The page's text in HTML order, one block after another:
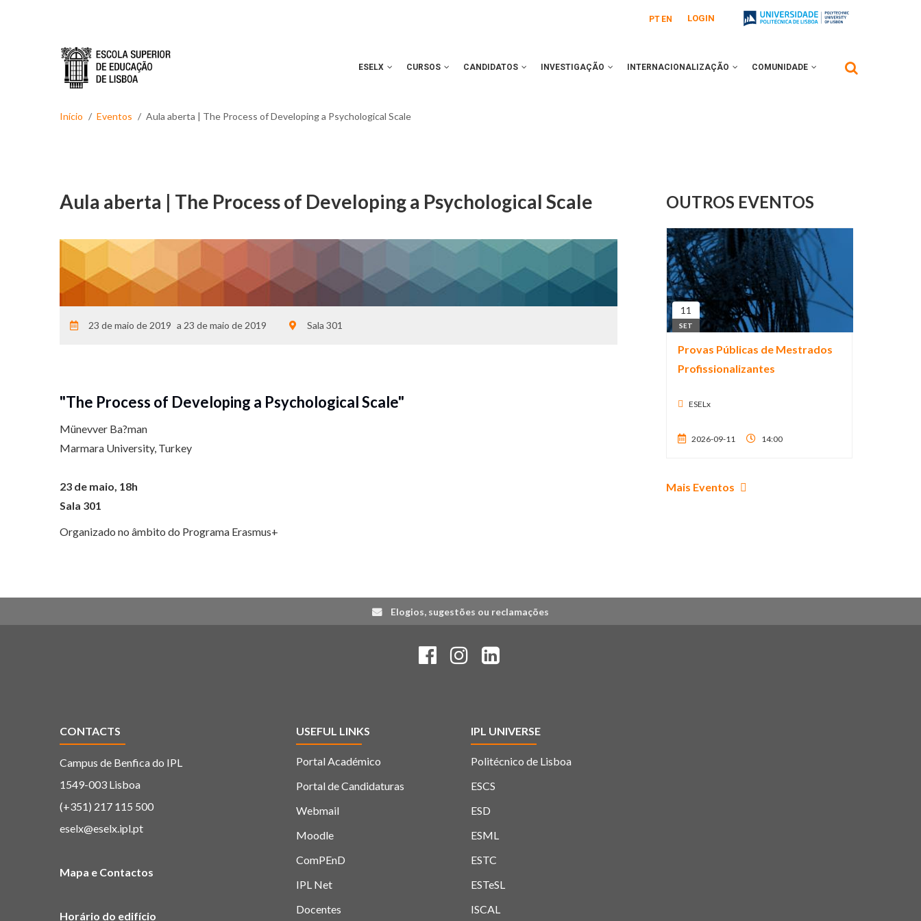
PT EN LOGIN
ESELX CURSOS CANDIDATOS INVESTIGAÇÃO INTERNACIONALIZAÇÃO COMUNIDADE
Início Eventos Aula aberta | The Process of Developing a Psychological Scale
Aula aberta | The Process of Developing a Psychological Scale
23 de maio de 2019 23 de maio de 2019 Sala 301
"The Process of Developing a Psychological Scale"
Münevver Ba?man
Marmara University, Turkey
23 de maio, 18h
Sala 301
Organizado no âmbito do Programa Erasmus+
OUTROS EVENTOS
11
SET
Provas Públicas de Mestrados
Profissionalizantes
ESELx
2026-09-11 14:00
Mais Eventos
Elogios, sugestões ou reclamações
CONTACTS
Campus de Benfica do IPL
1549-003 Lisboa
(+351) 217 115 500
eselx@eselx.ipl.pt
Mapa e Contactos
Horário do edifício
USEFUL LINKS
Portal Académico
Portal de Candidaturas
Webmail
Moodle
ComPEnD
IPL Net
Docentes
IPL UNIVERSE
Politécnico de Lisboa
ESCS
ESD
ESML
ESTC
ESTeSL
ISCAL